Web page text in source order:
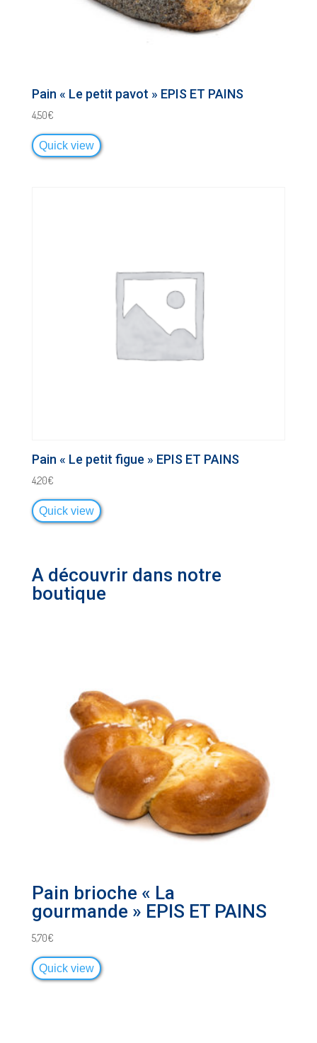
Pain « Le petit pavot » EPIS ET PAINS
4,50€
Quick view
Pain « Le petit figue » EPIS ET PAINS
4,20€
Quick view
A découvrir dans notre
boutique
Pain brioche « La
gourmande » EPIS ET PAINS
5,70€
Quick view